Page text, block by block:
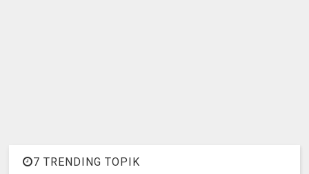
7 TRENDING TOPIK